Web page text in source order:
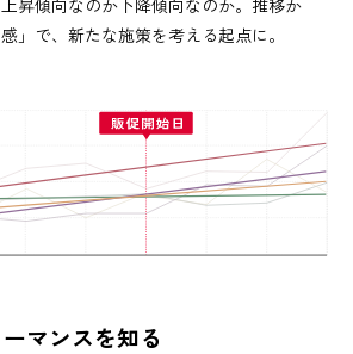
昇傾向なのか下降傾向なのか。推移か
」で、新たな施策を考える起点に。
マンスを知る